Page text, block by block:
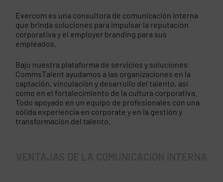
Evercom es una consultora de comunicación interna
que brinda soluciones para impulsar la reputación
corporativa y el employer branding para sus
empleados.
Bajo nuestra plataforma de servicios y soluciones
CommsTalent ayudamos a las organizaciones en la
captación, vinculación y desarrollo del talento, así
como en el fortalecimiento de la cultura corporativa.
Todo apoyado en un equipo de profesionales con una
sólida experiencia en corporate y en la gestión y
transformación del talento.